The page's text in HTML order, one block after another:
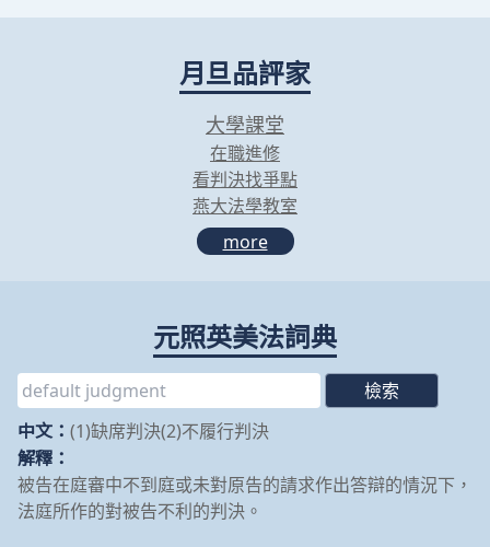
月旦品評家
大學課堂
在職進修
看判決找爭點
燕大法學教室
more
元照英美法詞典
中文： (1)缺席判決(2)不履行判決
解釋：
被告在庭審中不到庭或未對原告的請求作出答辯的情況下，
法庭所作的對被告不利的判決。